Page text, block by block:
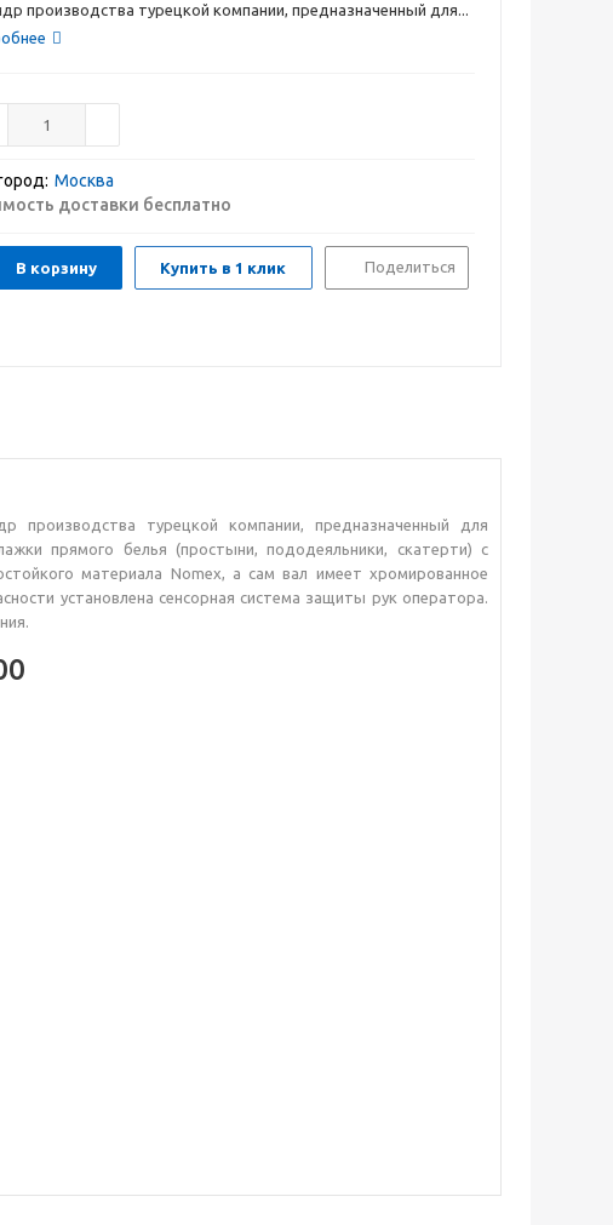
производства турецкой компании, предназначенный для...
Москва
доставки бесплатно
В корзину Купить в 1 клик Поделиться
турецкой компании, предназначенный для
прямого белья (простыни, пододеяльники, скатерти) с
материала Nomex, а сам вал имеет хромированное
установлена сенсорная система защиты рук оператора.